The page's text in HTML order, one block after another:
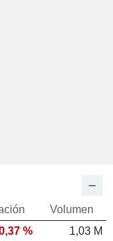
Volumen
%
1,03 M